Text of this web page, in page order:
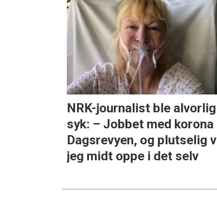
NRK-journalist ble alvorlig
syk: – Jobbet med korona
Dagsrevyen, og plutselig
jeg midt oppe i det selv